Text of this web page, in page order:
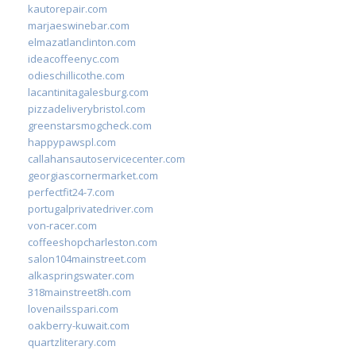
kautorepair.com
marjaeswinebar.com
elmazatlanclinton.com
ideacoffeenyc.com
odieschillicothe.com
lacantinitagalesburg.com
pizzadeliverybristol.com
greenstarsmogcheck.com
happypawspl.com
callahansautoservicecenter.com
georgiascornermarket.com
perfectfit24-7.com
portugalprivatedriver.com
von-racer.com
coffeeshopcharleston.com
salon104mainstreet.com
alkaspringswater.com
318mainstreet8h.com
lovenailsspari.com
oakberry-kuwait.com
quartzliterary.com